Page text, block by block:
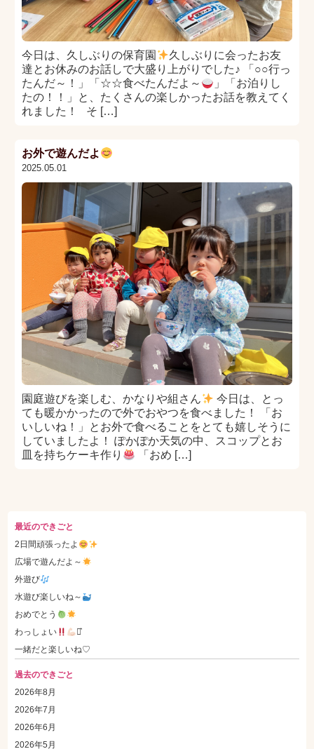
今日は、久しぶりの保育園
久しぶりに会ったお友
達とお休みのお話しで大盛り上がりでした♪ 「○○行っ
たんだ～！」「☆☆食べたんだよ～
」「お泊りし
たの！！」と、たくさんの楽しかったお話を教えてく
れました！ そ […]
お外で遊んだよ
2025.05.01
園庭遊びを楽しむ、かなりや組さん
今日は、とっ
ても暖かかったので外でおやつを食べました！ 「お
いしいね！」とお外で食べることをとても嬉しそうに
していましたよ！ ぽかぽか天気の中、スコップとお
皿を持ちケーキ作り
「おめ […]
最近のできごと
2日間頑張ったよ
広場で遊んだよ～
外遊び
水遊び楽しいね～
おめでとう
わっしょい
⋆͛
一緒だと楽しいね♡
過去のできごと
2026年8月
2026年7月
2026年6月
2026年5月